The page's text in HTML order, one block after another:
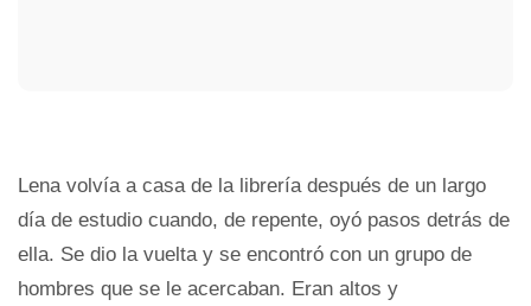
Lena volvía a casa de la librería después de un largo
día de estudio cuando, de repente, oyó pasos detrás de
ella. Se dio la vuelta y se encontró con un grupo de
hombres que se le acercaban. Eran altos y